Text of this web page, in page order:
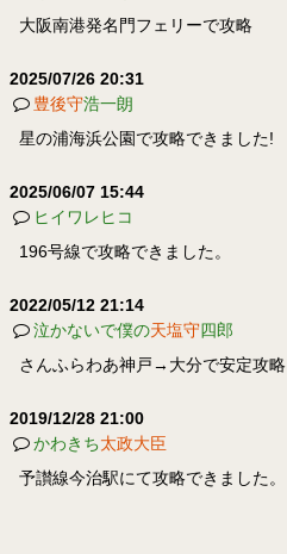
大阪南港発名門フェリーで攻略
2025/07/26 20:31
豊後守浩一朗
星の浦海浜公園で攻略できました!
2025/06/07 15:44
ヒイワレヒコ
196号線で攻略できました。
2022/05/12 21:14
泣かないで僕の天塩守四郎
さんふらわあ神戸→大分で安定攻略
2019/12/28 21:00
かわきち太政大臣
予讃線今治駅にて攻略できました。